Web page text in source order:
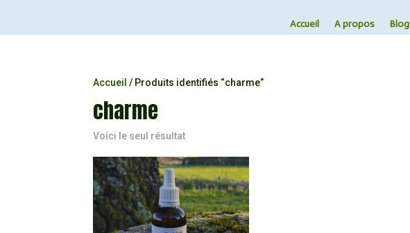
Accueil A propos Blog
Accueil / Produits identifiés “charme”
charme
Voici le seul résultat